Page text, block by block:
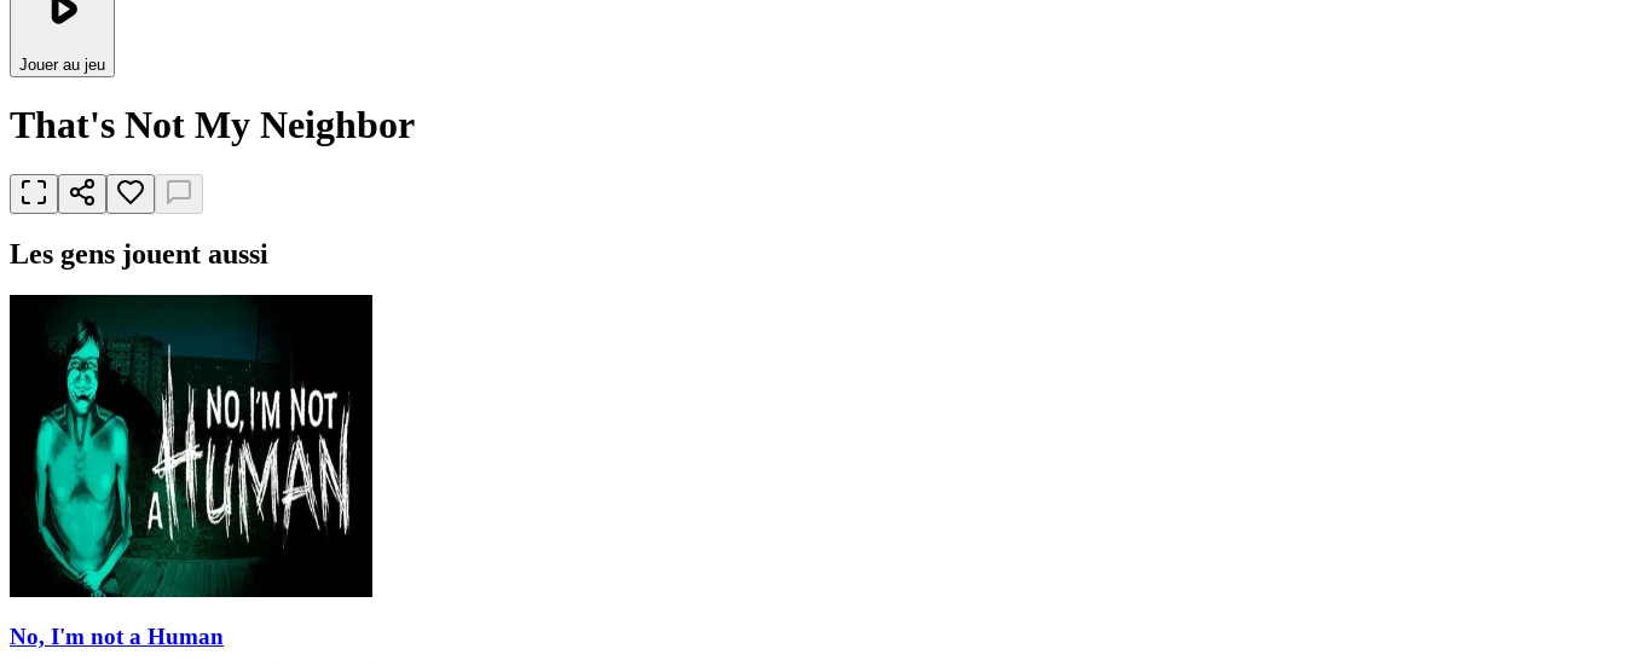
Jouer au jeu
That's Not My Neighbor
Les gens jouent aussi
No, I'm not a Human